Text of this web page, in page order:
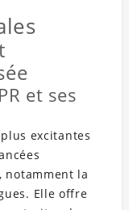
et ses
excitantes
notamment la
Elle offre